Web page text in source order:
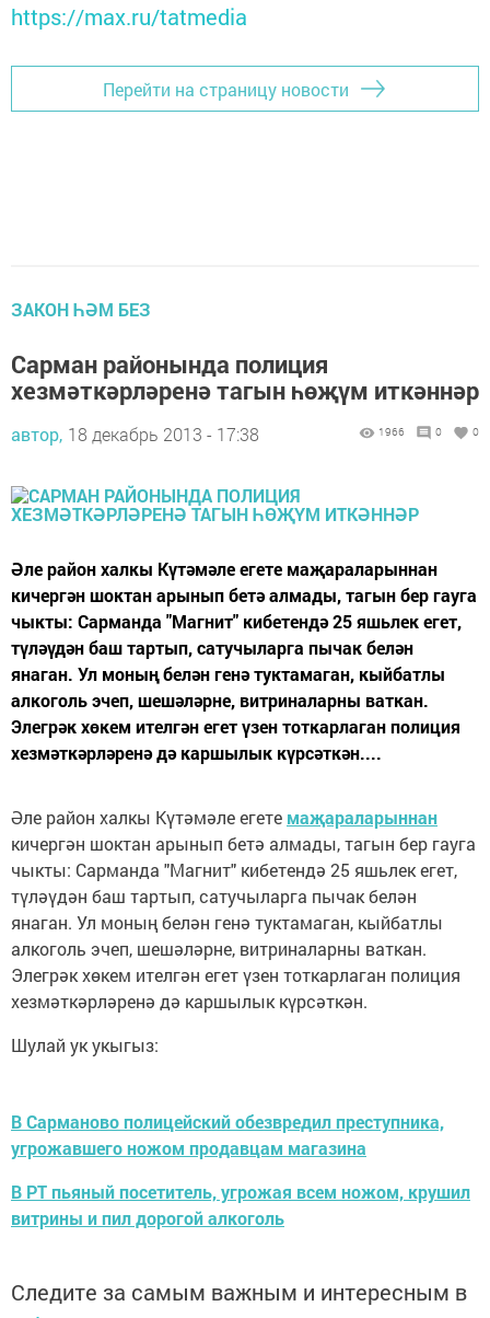
https://max.ru/tatmedia
Перейти на страницу новости
ЗАКОН ҺӘМ БЕЗ
Сарман районында полиция
хезмәткәрләренә тагын һөҗүм иткәннәр
автор, 18 декабрь 2013 - 17:38 1966 0 0
Әле район халкы Күтәмәле егете маҗараларыннан
кичергән шоктан арынып бетә алмады, тагын бер гауга
чыкты: Сарманда "Магнит" кибетендә 25 яшьлек егет,
түләүдән баш тартып, сатучыларга пычак белән
янаган. Ул моның белән генә туктамаган, кыйбатлы
алкоголь эчеп, шешәләрне, витриналарны ваткан.
Элегрәк хөкем ителгән егет үзен тоткарлаган полиция
хезмәткәрләренә дә каршылык күрсәткән....
Әле район халкы Күтәмәле егете маҗараларыннан
кичергән шоктан арынып бетә алмады, тагын бер гауга
чыкты: Сарманда "Магнит" кибетендә 25 яшьлек егет,
түләүдән баш тартып, сатучыларга пычак белән
янаган. Ул моның белән генә туктамаган, кыйбатлы
алкоголь эчеп, шешәләрне, витриналарны ваткан.
Элегрәк хөкем ителгән егет үзен тоткарлаган полиция
хезмәткәрләренә дә каршылык күрсәткән.
Шулай ук укыгыз:
В Сарманово полицейский обезвредил преступника,
угрожавшего ножом продавцам магазина
В РТ пьяный посетитель, угрожая всем ножом, крушил
витрины и пил дорогой алкоголь
Следите за самым важным и интересным в